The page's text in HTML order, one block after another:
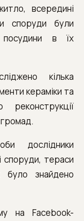
всередині
споруди були
посудини в їх
кілька
кераміки та
дослідники
споруди, тераси
було знайдено
на Facebook-